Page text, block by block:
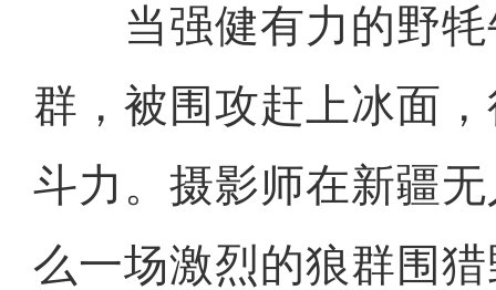
当强健有力的野牦
群，被围攻赶上冰面
斗力。摄影师在新疆
么一场激烈的狼群围